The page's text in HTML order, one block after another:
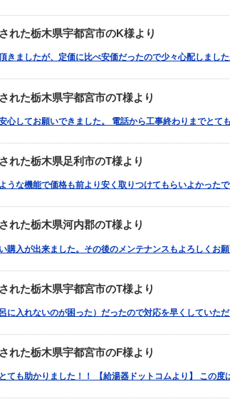
れた栃木県宇都宮市のK様より
きましたが、定価に比べ安価だったので少々心配しまし
れた栃木県宇都宮市のT様より
心してお願いできました。 電話から工事終わりまでとて
れた栃木県足利市のT様より
うな機能で価格も前より安く取りつけてもらいよかった
れた栃木県河内郡のT様より
購入が出来ました。その後のメンテナンスもよろしくお
れた栃木県宇都宮市のT様より
に入れないのが困った）だったので対応を早くしていた
れた栃木県宇都宮市のF様より
ても助かりました！！ 【給湯器ドットコムより】 この